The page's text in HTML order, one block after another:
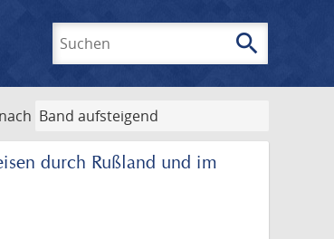
search
durch Rußland und im